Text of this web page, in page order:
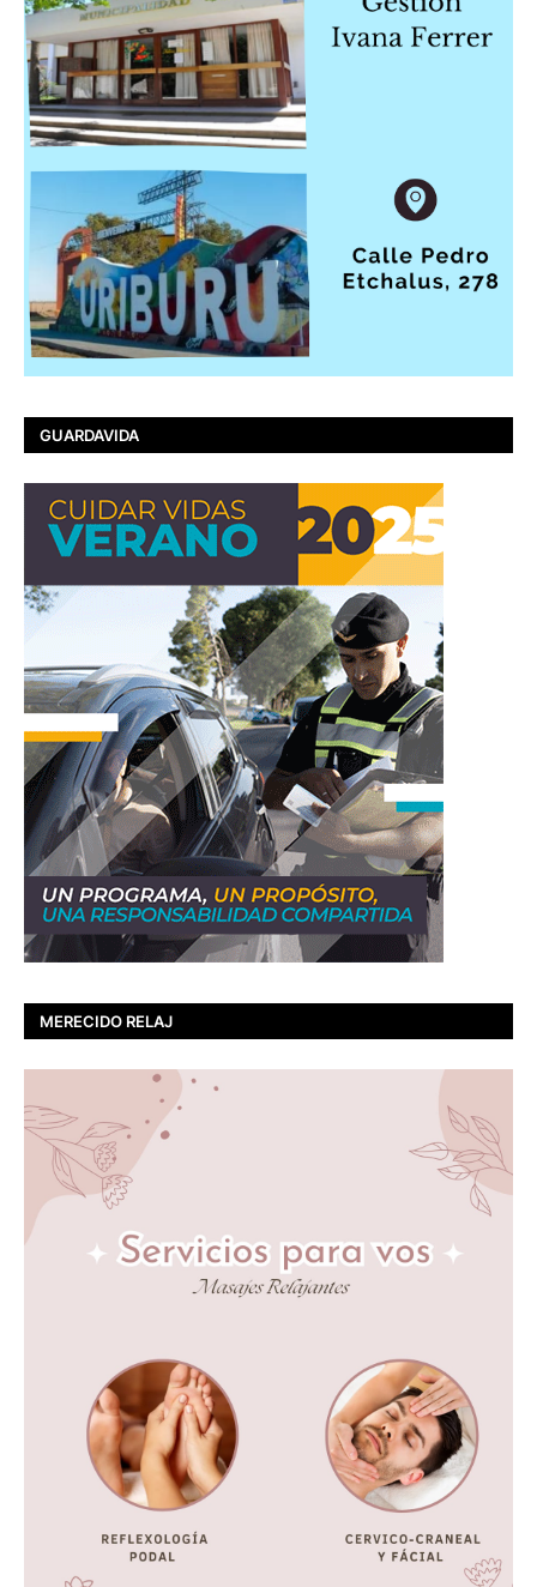
GUARDAVIDA
MERECIDO RELAJ